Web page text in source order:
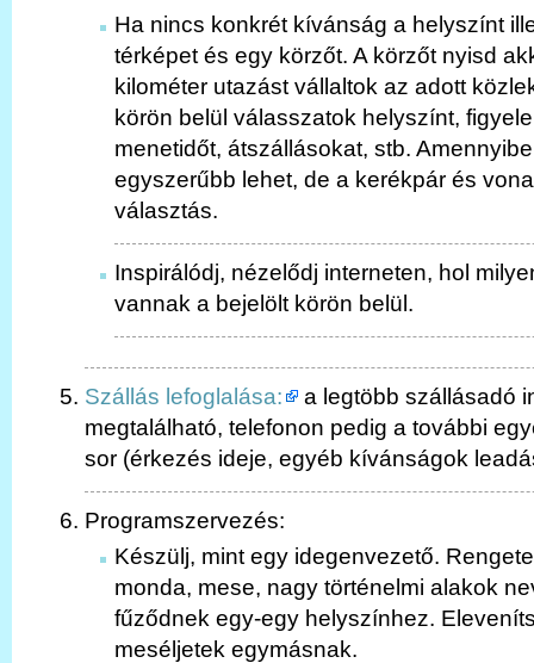
Ha nincs konkrét kívánság a helyszínt
térképet és egy körzőt. A körzőt nyisd
kilométer utazást vállaltok az adott
körön belül válasszatok helyszínt,
menetidőt, átszállásokat, stb.
egyszerűbb lehet, de a kerékpár és
választás.
Inspirálódj, nézelődj interneten, hol
vannak a bejelölt körön belül.
Szállás lefoglalása:
a legtöbb szállásadó
megtalálható, telefonon pedig a további
sor (érkezés ideje, egyéb kívánságok
Programszervezés:
Készülj, mint egy idegenvezető.
monda, mese, nagy történelmi alakok
fűződnek egy-egy helyszínhez.
meséljetek egymásnak.